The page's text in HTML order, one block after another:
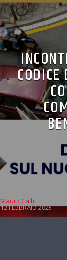
Mauro Calbi
12 FEBBRAIO 2025